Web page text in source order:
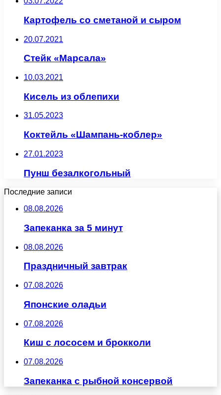
Картофель со сметаной и сыром
20.07.2021
Стейк «Марсала»
10.03.2021
Кисель из облепихи
31.05.2023
Коктейль «Шампань-коблер»
27.01.2023
Пунш безалкогольный
Последние записи
08.08.2026
Запеканка за 5 минут
08.08.2026
Праздничный завтрак
07.08.2026
Японские оладьи
07.08.2026
Киш с лососем и брокколи
07.08.2026
Запеканка с рыбной консервой